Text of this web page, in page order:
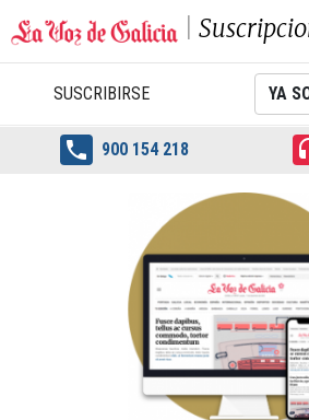
SUSCRIBIRSE YA
 900 154 218